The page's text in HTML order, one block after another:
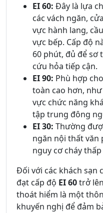
EI 60: Đây là lựa
các vách ngăn,
vực hành lang,
vực bếp. Cấp độ
60 phút, đủ để sơ
cứu hỏa tiếp cận.
EI 90: Phù hợp
toàn cao hơn,
vực chức năng
tập trung đông
EI 30: Thường
ngăn nội thất văn
nguy cơ cháy
Đối với các khách sạn
đạt cấp độ EI 60trở
thoát hiểm là một
khuyến nghị để đảm